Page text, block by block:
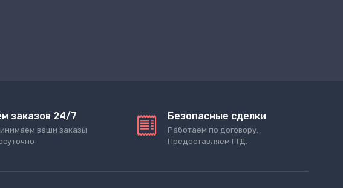
заказов 24/7
ваши заказы
Безопасные сделки
Работаем по договору.
Предоставляем ГТД.